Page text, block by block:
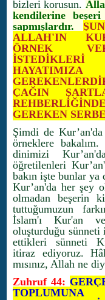
bizleri korusun.
kendilerine
sapmışlardır.
ALLAH'IN
ÖRNEK
ÇAĞIN
GEREKEN
Şimdi de
örneklere
dinimizi
öğretilenleri
bakın işte bunlar
Kur’an'da her şey
olmadan beşerin
tuttuğumuzun
İslam'ı Kur'an
oluşturduğu sünneti
ettikleri sünneti
itiraz ediyoruz.
mısınız, Allah ne
Zuhruf 44: